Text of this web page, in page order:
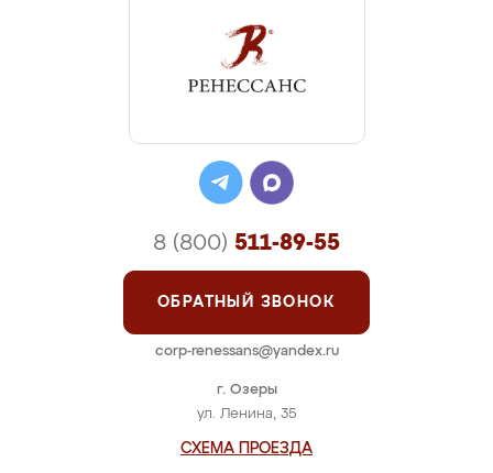
г. Озеры
ул. Ленина, 35
СХЕМА ПРОЕЗДА
8 (800) 511-89-55
ОБРАТНЫЙ ЗВОНОК
corp-renessans@yandex.ru